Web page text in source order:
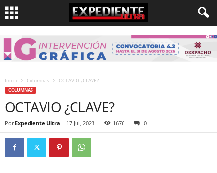
Inicio Columnas OCTAVIO ¿CLAVE?
COLUMNAS
OCTAVIO ¿CLAVE?
Por Expediente Ultra - 17 Jul, 2023 1676 0